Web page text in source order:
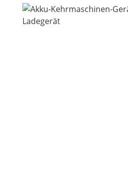
Bildergalerie überspringen